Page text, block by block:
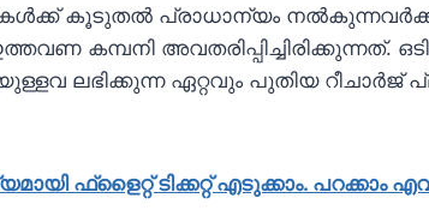
കൂടുതൽ പ്രാധാന്യം നൽകുന്നവർക്ക്
കമ്പനി അവതരിപ്പിച്ചിരിക്കുന്നത്.
ലഭിക്കുന്ന ഏറ്റവും പുതിയ റീചാർജ്
ഫ്‌ളൈറ്റ് ടിക്കറ്റ് എടുക്കാം. പറക്കാം